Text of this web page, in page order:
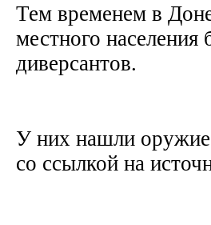
Тем временем в
местного
диверсантов.
У них нашли
со ссылкой на